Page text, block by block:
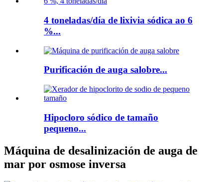
4 toneladas/día de lixivia sódica ao 6
%...
Purificación de auga salobre...
Hipocloro sódico de tamaño
pequeno...
Máquina de desalinización de auga de
mar por osmose inversa